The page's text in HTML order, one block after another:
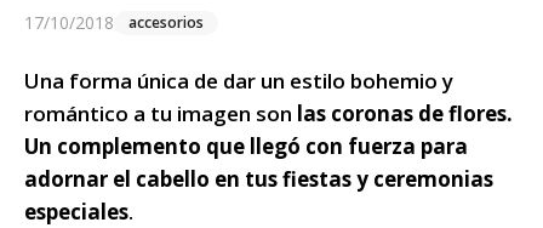
17/10/2018 accesorios
Una forma única de dar un estilo bohemio y
romántico a tu imagen son las coronas de flores.
Un complemento que llegó con fuerza para
adornar el cabello en tus fiestas y ceremonias
especiales.